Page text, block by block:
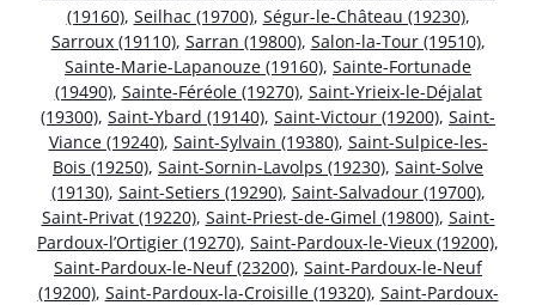
(19160), Seilhac (19700), Ségur-le-Château (19230),
Sarroux (19110), Sarran (19800), Salon-la-Tour (19510),
Sainte-Marie-Lapanouze (19160), Sainte-Fortunade
(19490), Sainte-Féréole (19270), Saint-Yrieix-le-Déjalat
(19300), Saint-Ybard (19140), Saint-Victour (19200), Saint-
Viance (19240), Saint-Sylvain (19380), Saint-Sulpice-les-
Bois (19250), Saint-Sornin-Lavolps (19230), Saint-Solve
(19130), Saint-Setiers (19290), Saint-Salvadour (19700),
Saint-Privat (19220), Saint-Priest-de-Gimel (19800), Saint-
Pardoux-l’Ortigier (19270), Saint-Pardoux-le-Vieux (19200),
Saint-Pardoux-le-Neuf (23200), Saint-Pardoux-le-Neuf
(19200), Saint-Pardoux-la-Croisille (19320), Saint-Pardoux-